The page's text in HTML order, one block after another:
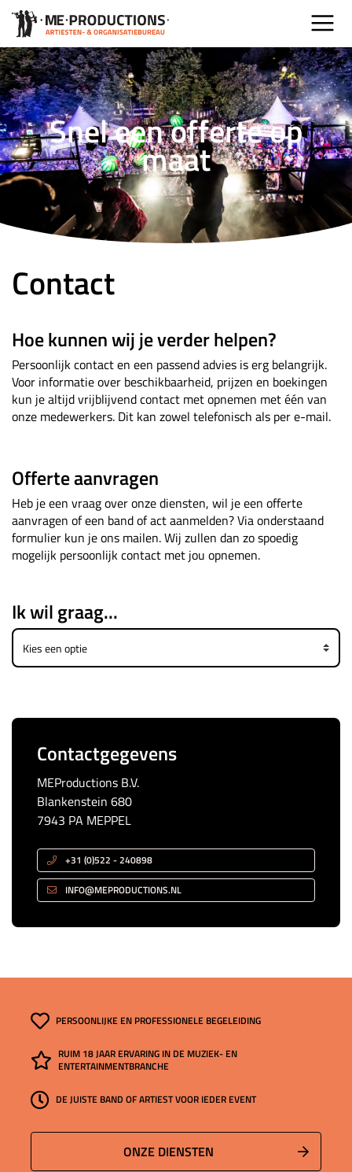
Snel een offerte op
maat
Contact
Hoe kunnen wij je verder helpen?
Persoonlijk contact en een passend advies is erg belangrijk.
Voor informatie over beschikbaarheid, prijzen en boekingen
kun je altijd vrijblijvend contact met opnemen met één van
onze medewerkers. Dit kan zowel telefonisch als per e-mail.
Offerte aanvragen
Heb je een vraag over onze diensten, wil je een offerte
aanvragen of een band of act aanmelden? Via onderstaand
formulier kun je ons mailen. Wij zullen dan zo spoedig
mogelijk persoonlijk contact met jou opnemen.
Ik wil graag...
Contactgegevens
MEProductions B.V.
Blankenstein 680
7943 PA MEPPEL
+31 (0)522 - 240898
INFO@MEPRODUCTIONS.NL
PERSOONLIJKE EN PROFESSIONELE BEGELEIDING
RUIM 18 JAAR ERVARING IN DE MUZIEK- EN
ENTERTAINMENTBRANCHE
DE JUISTE BAND OF ARTIEST VOOR IEDER EVENT
ONZE DIENSTEN